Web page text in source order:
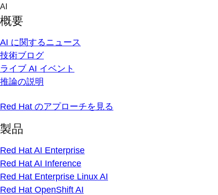
Skip
content
AI
概要
AI に関するニュース
技術ブログ
ライブ AI イベント
推論の説明
Red Hat のアプローチを見る
製品
Red Hat AI Enterprise
Red Hat AI Inference
Red Hat Enterprise Linux AI
Red Hat OpenShift AI